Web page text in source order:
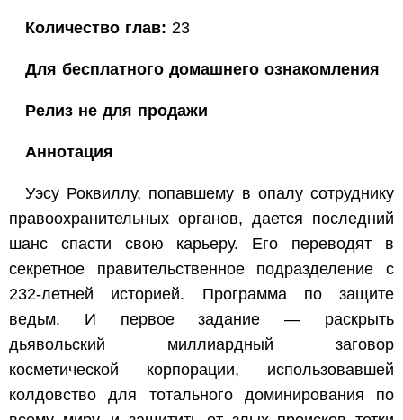
Количество глав: 23
Для бесплатного домашнего ознакомления
Релиз не для продажи
Аннотация
Уэсу Роквиллу, попавшему в опалу сотруднику
правоохранительных органов, дается последний
шанс спасти свою карьеру. Его переводят в
секретное правительственное подразделение с
232-летней историей. Программа по защите
ведьм. И первое задание — раскрыть
дьявольский миллиардный заговор
косметической корпорации, использовавшей
колдовство для тотального доминирования по